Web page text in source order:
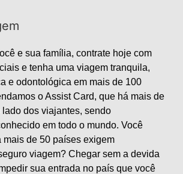
e sua família, contrate hoje com
e tenha uma viagem tranquila,
e odontológica em mais de 100
o Assist Card, que há mais de
dos viajantes, sendo
em todo o mundo. Você
mais de 50 países exigem
viagem? Chegar sem a devida
sua entrada no país que você